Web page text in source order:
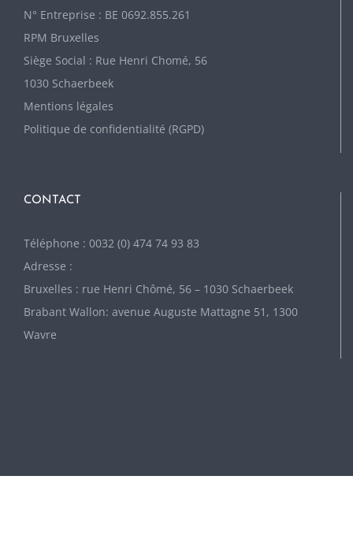
N° Entreprise : BE 0692.855.261
RPM Bruxelles
Siège Social : Rue Henri Chomé, 56
1030 Schaerbeek
Mentions légales
Politique de confidentialité (RGPD)
CONTACT
Téléphone : 0032 (0) 474 74 93 83
Adresse :
Bruxelles : rue Henri Chômé, 56 – 1030 Schaerbeek
Brabant Wallon: avenue Auguste Mattagne 51, 1300
Wavre